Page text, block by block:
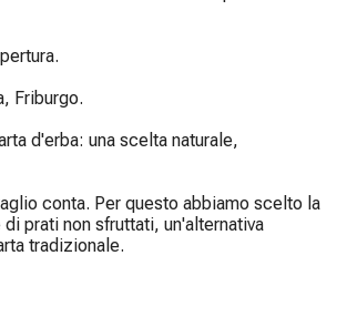
Friburgo.
d'erba: una scelta naturale,
conta. Per questo abbiamo scelto la
prati non sfruttati, un'alternativa
tradizionale.